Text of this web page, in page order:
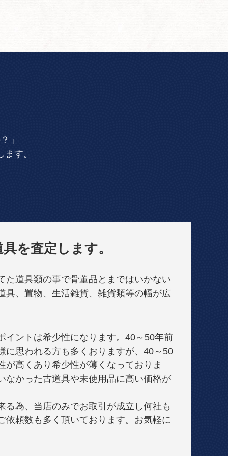
」
す。
を査定します。
た道具類の事で骨董品とまではいかない
具、置物、生活雑貨、雑貨類等の幅が広
イントは希少性になります。40～50年前
に思われる方も多くおりますが、40～50
が高くあり希少性が薄くなっておりま
なかった古道具や未使用品に高い価格が
る為、当店のみでお取引が成立し何社も
依頼数も多く頂いております。お気軽に